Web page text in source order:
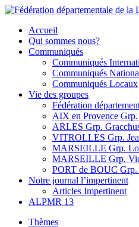
Skip
content
Fédération départementale de la
Membre de la fédération Nationale
maitre
Accueil
Qui sommes nous?
Communiqués
Communiqués
Communiqués
Communiqués Locaux
Vie des groupes
Fédération
AIX en Provence
ARLES Grp.
VITROLLES Grp.
MARSEILLE Grp.
MARSEILLE Grp.
PORT de BOUC
Notre journal l’impertinent
Articles Impertinent
ALPMR 13
Thèmes